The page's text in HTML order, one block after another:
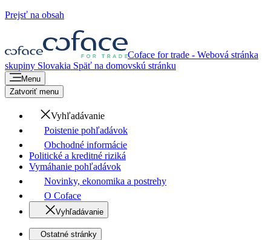
Prejsť na obsah
Coface for trade - Webová stránka
skupiny Slovakia Späť na domovskú stránku
Menu
Zatvoriť menu
Vyhľadávanie
Poistenie pohľadávok
Obchodné informácie
Politické a kreditné riziká
Vymáhanie pohľadávok
Novinky, ekonomika a postrehy
O Coface
Vyhľadávanie
Ostatné stránky